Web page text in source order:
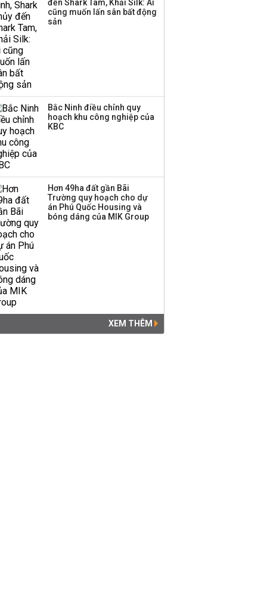
đến Shark Tam, Khải Silk: Ai
cũng muốn lấn sân bất động
sản
Bắc Ninh điều chỉnh quy
hoạch khu công nghiệp của
KBC
Hơn 49ha đất gần Bãi
Trường quy hoạch cho dự
án Phú Quốc Housing và
bóng dáng của MIK Group
XEM THÊM